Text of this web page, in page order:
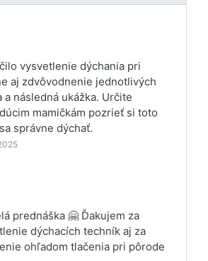
vysvetlenie dýchania pri
aj zdvôvodnenie jednotlivých
a následná ukážka. Určite
mamičkám pozrieť si toto
správne dýchať.
prednáška 🤗 Ďakujem za
dýchacích techník aj za
ohľadom tlačenia pri pôrode